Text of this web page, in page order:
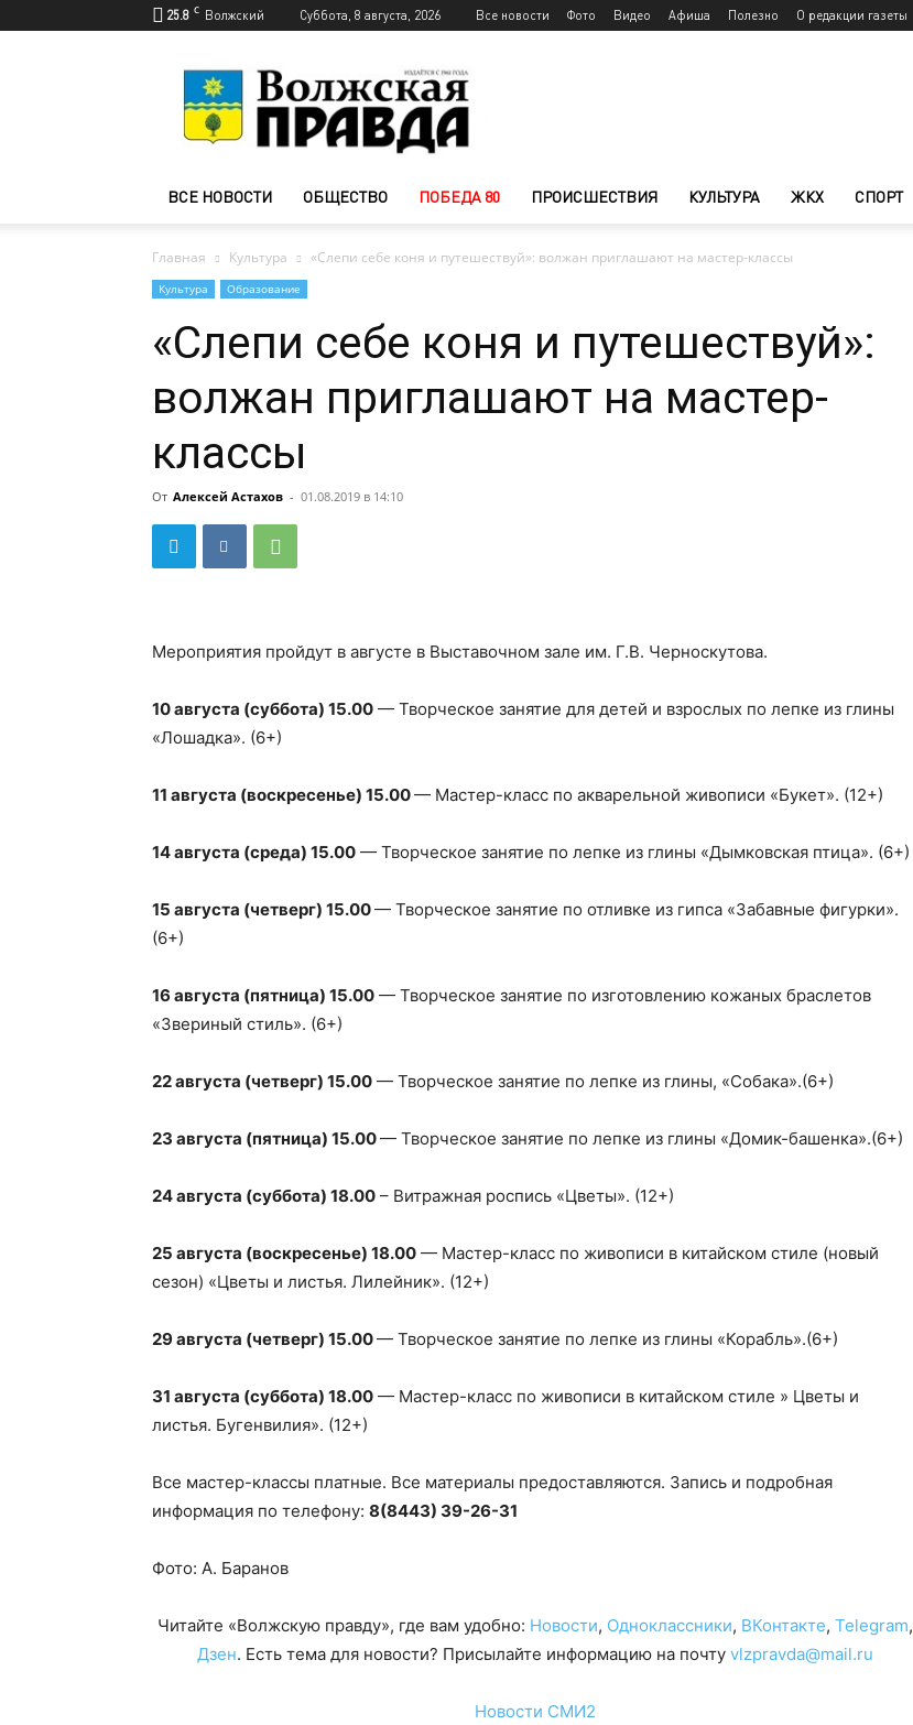
25.8 C Волжский Суббота, 8 августа, 2026 Все новости Фото Видео Афиша Полезно О редакции газеты
Волжского
—
Волжская
ВСЕ НОВОСТИ ОБЩЕСТВО ПОБЕДА 80 ПРОИСШЕСТВИЯ КУЛЬТУРА ЖКХ СПОРТ
Главная Культура «Слепи себе коня и путешествуй»: волжан приглашают на мастер-классы
Культура Образование
«Слепи себе коня и путешествуй»:
волжан приглашают на мастер-
классы
От Алексей Астахов - 01.08.2019 в 14:10
Мероприятия пройдут в августе в Выставочном зале им. Г.В. Черноскутова.
10 августа (суббота) 15.00 — Творческое занятие для детей и взрослых по лепке из глины
«Лошадка». (6+)
11 августа (воскресенье) 15.00— Мастер-класс по акварельной живописи «Букет». (12+)
14 августа (среда) 15.00 — Творческое занятие по лепке из глины «Дымковская птица». (6+)
15 августа (четверг) 15.00— Творческое занятие по отливке из гипса «Забавные фигурки».
(6+)
16 августа (пятница) 15.00 — Творческое занятие по изготовлению кожаных браслетов
«Звериный стиль». (6+)
22 августа (четверг) 15.00 — Творческое занятие по лепке из глины, «Собака».(6+)
23 августа (пятница) 15.00— Творческое занятие по лепке из глины «Домик-башенка».(6+)
24 августа (суббота) 18.00 – Витражная роспись «Цветы». (12+)
25 августа (воскресенье) 18.00 — Мастер-класс по живописи в китайском стиле (новый
сезон) «Цветы и листья. Лилейник». (12+)
29 августа (четверг) 15.00— Творческое занятие по лепке из глины «Корабль».(6+)
31 августа (суббота) 18.00 — Мастер-класс по живописи в китайском стиле » Цветы и
листья. Бугенвилия». (12+)
Все мастер-классы платные. Все материалы предоставляются. Запись и подробная
информация по телефону: 8(8443) 39-26-31
Фото: А. Баранов
Читайте «Волжскую правду», где вам удобно: Новости, Одноклассники, ВКонтакте, Telegram,
Дзен. Есть тема для новости? Присылайте информацию на почту vlzpravda@mail.ru
Новости СМИ2